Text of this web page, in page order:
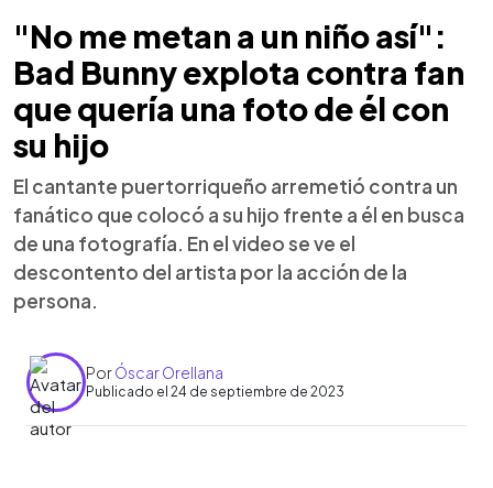
"No me metan a un niño así":
Bad Bunny explota contra fan
que quería una foto de él con
su hijo
El cantante puertorriqueño arremetió contra un
fanático que colocó a su hijo frente a él en busca
de una fotografía. En el video se ve el
descontento del artista por la acción de la
persona.
PorÓscar Orellana
Publicado el 24 de septiembre de 2023